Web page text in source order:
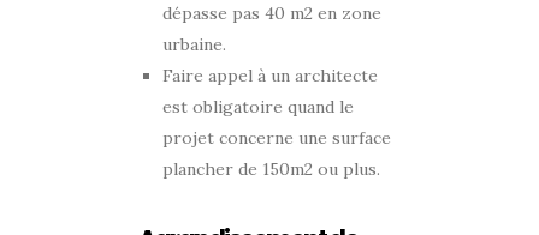
dépasse pas 40 m2 en zone
urbaine.
Faire appel à un architecte
est obligatoire quand le
projet concerne une surface
plancher de 150m2 ou plus.